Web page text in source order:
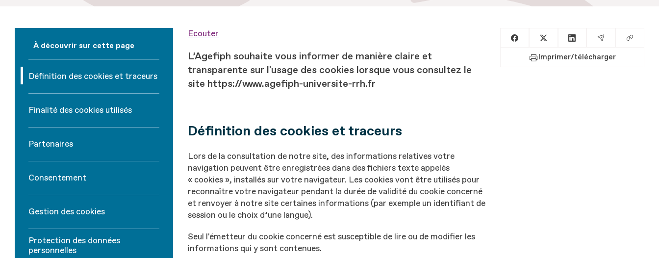
À découvrir sur cette page
Définition des cookies et traceurs
Finalité des cookies utilisés
Partenaires
Consentement
Gestion des cookies
Protection des données
personnelles
Ecouter
L’Agefiph souhaite vous informer de manière claire et
transparente sur l'usage des cookies lorsque vous consultez le
site https://www.agefiph-universite-rrh.fr
Définition des cookies et traceurs
Lors de la consultation de notre site, des informations relatives votre
navigation peuvent être enregistrées dans des fichiers texte appelés
« cookies », installés sur votre navigateur. Les cookies vont être utilisés pour
reconnaître votre navigateur pendant la durée de validité du cookie concerné
et renvoyer à notre site certaines informations (par exemple un identifiant de
session ou le choix d’une langue).
Seul l'émetteur du cookie concerné est susceptible de lire ou de modifier les
informations qui y sont contenues.
Partager sur Facebook
Partager sur XPartager sur LinkedIn
Partager par
Copier
Imprimer/télécharger